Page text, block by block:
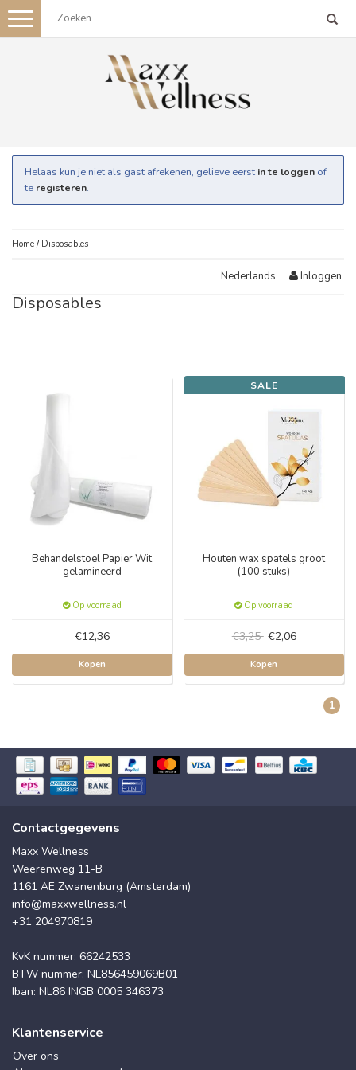
Toggle
navigation
Helaas kun je niet als gast afrekenen, gelieve eerst in te loggen of
te registeren.
Home / Disposables
Nederlands Inloggen
Disposables
Behandelstoel Papier Wit
gelamineerd
Op voorraad
€12,36
Kopen
SALE
Houten wax spatels groot
(100 stuks)
Op voorraad
€3,25 €2,06
Kopen
1
Contactgegevens
Maxx Wellness
Weerenweg 11-B
1161 AE Zwanenburg (Amsterdam)
info@maxxwellness.nl
+31 204970819
KvK nummer: 66242533
BTW nummer: NL856459069B01
Iban: NL86 INGB 0005 346373
Klantenservice
Over ons